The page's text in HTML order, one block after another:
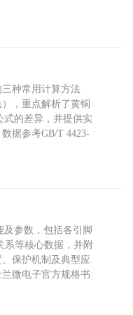
种常用计算方法
，重点解析了黄铜
式的差异，并提供实
据参考GB/T 4423-
及参数，包括各引脚
系等核心数据，并附
保护机制及典型应
微电子官方规格书